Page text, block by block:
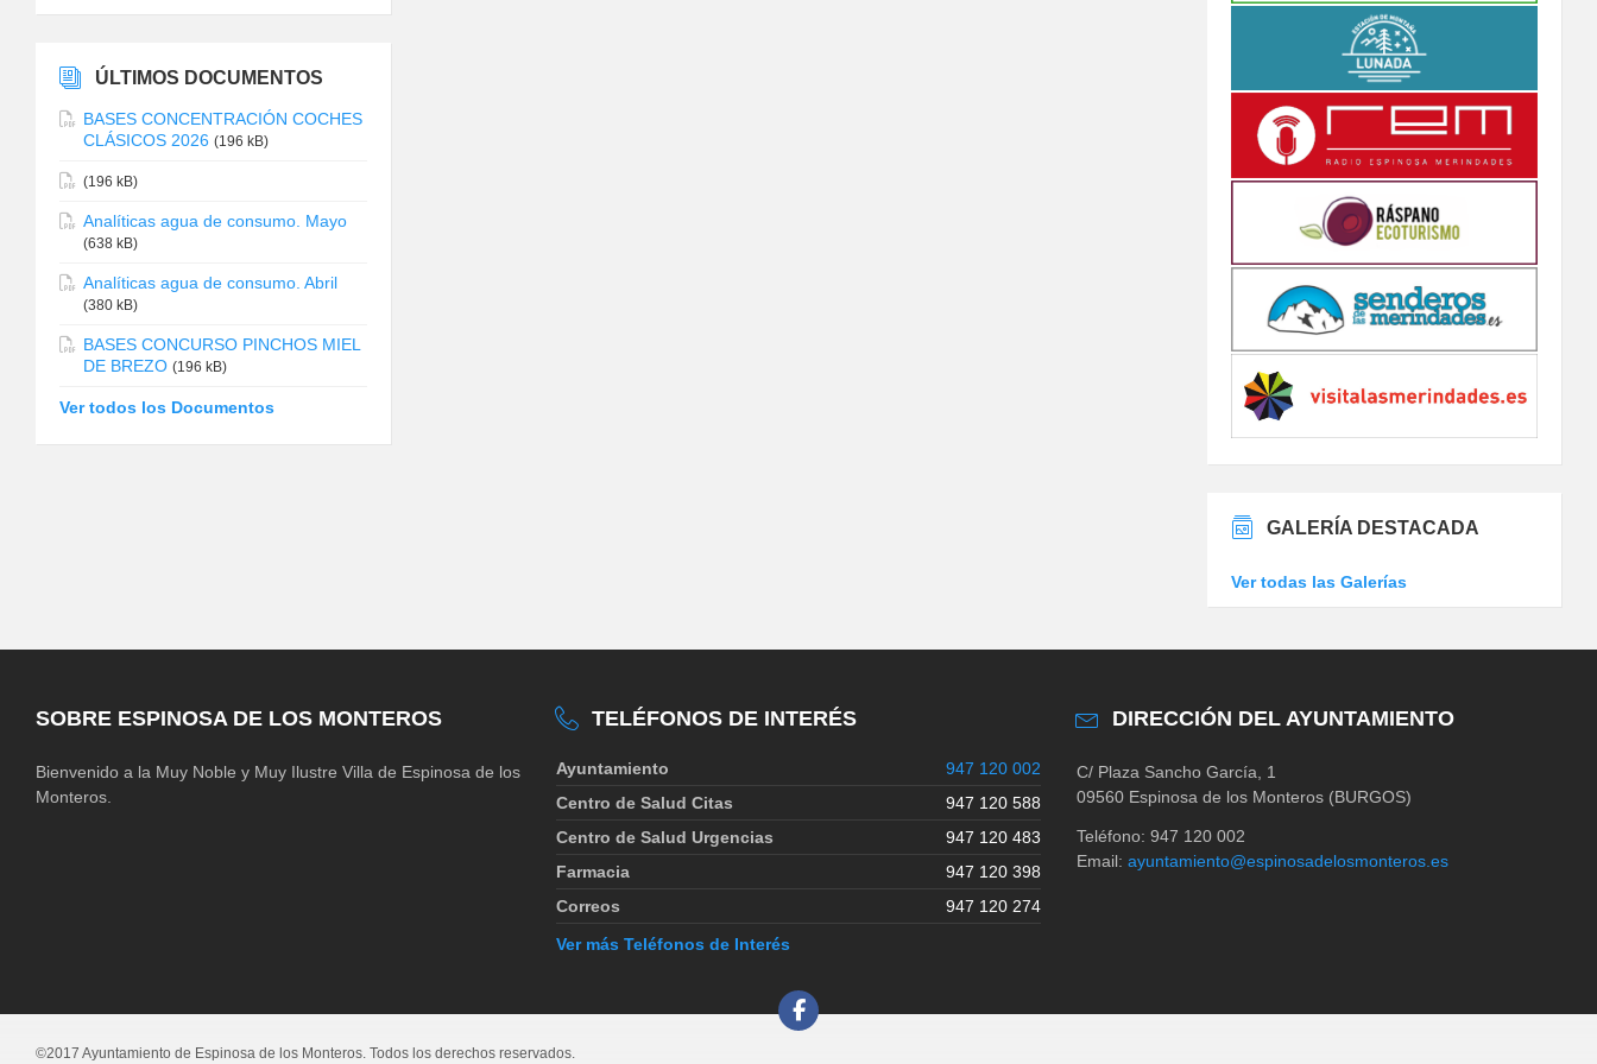
ÚLTIMOS DOCUMENTOS
BASES CONCENTRACIÓN COCHES
CLÁSICOS 2026 (196 kB)
(196 kB)
Analíticas agua de consumo. Mayo
(638 kB)
Analíticas agua de consumo. Abril
(380 kB)
BASES CONCURSO PINCHOS MIEL
DE BREZO (196 kB)
Ver todos los Documentos
GALERÍA DESTACADA
Ver todas las Galerías
SOBRE ESPINOSA DE LOS MONTEROS
Bienvenido a la Muy Noble y Muy Ilustre Villa de Espinosa de los
Monteros.
TELÉFONOS DE INTERÉS
Ayuntamiento
947 120 002
Centro de Salud Citas
947 120 588
Centro de Salud Urgencias
947 120 483
Farmacia
947 120 398
Correos
947 120 274
Ver más Teléfonos de Interés
DIRECCIÓN DEL AYUNTAMIENTO
C/ Plaza Sancho García, 1
09560 Espinosa de los Monteros (BURGOS)
Teléfono: 947 120 002
Email: ayuntamiento@espinosadelosmonteros.es
©2017 Ayuntamiento de Espinosa de los Monteros. Todos los derechos reservados.